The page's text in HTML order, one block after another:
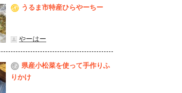
1 うるま市特産ひらやーちー
やーはー
2
県産⼩松菜を使って⼿作りふ
りかけ